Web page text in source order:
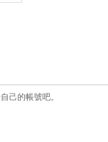
己的帳號吧。